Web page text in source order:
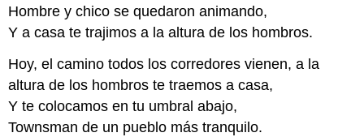
Hombre y chico se quedaron animando,
Y a casa te trajimos a la altura de los hombros.
Hoy, el camino todos los corredores vienen, a la
altura de los hombros te traemos a casa,
Y te colocamos en tu umbral abajo,
Townsman de un pueblo más tranquilo.